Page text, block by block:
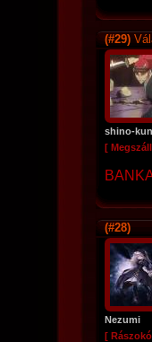
(#29)
shino-kun
[
(#28)
Nezumi
[